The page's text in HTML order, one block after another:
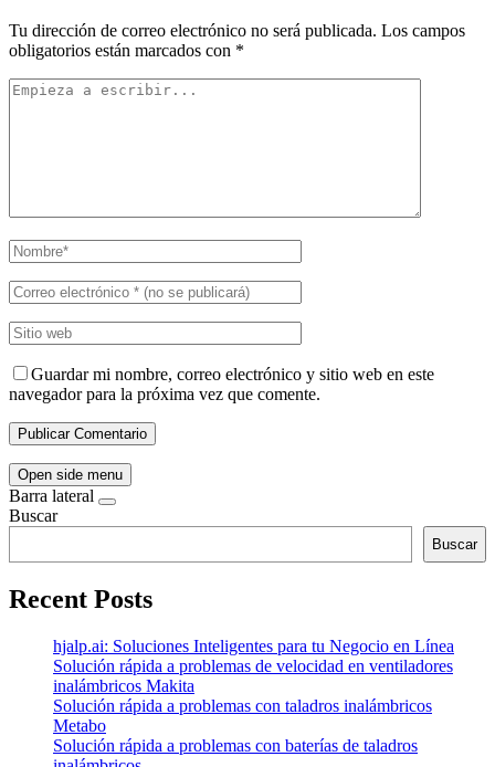
Tu dirección de correo electrónico no será publicada. Los campos
obligatorios están marcados con *
Guardar mi nombre, correo electrónico y sitio web en este
navegador para la próxima vez que comente.
Open side menu
Barra lateral
Buscar
Buscar
Recent Posts
hjalp.ai: Soluciones Inteligentes para tu Negocio en Línea
Solución rápida a problemas de velocidad en ventiladores
inalámbricos Makita
Solución rápida a problemas con taladros inalámbricos
Metabo
Solución rápida a problemas con baterías de taladros